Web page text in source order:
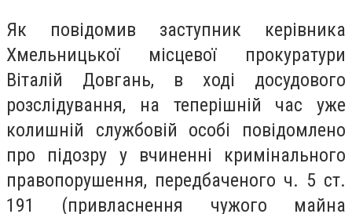
Як повідомив заступник керівника
Хмельницької місцевої прокуратури
Віталій Довгань, в ході досудового
розслідування, на теперішній час уже
колишній службовій особі повідомлено
про підозру у вчиненні кримінального
правопорушення, передбаченого ч. 5 ст.
191 (привласнення чужого майна